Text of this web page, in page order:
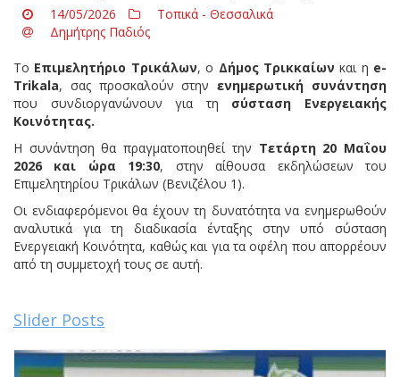
14/05/2026
Τοπικά - Θεσσαλικά
Δημήτρης Παδιός
Το Επιμελητήριο Τρικάλων, ο Δήμος Τρικκαίων και η e-
Trikala, σας προσκαλούν στηνενημερωτική συνάντηση
που συνδιοργανώνουν για τη σύσταση
Ενεργειακής
Κοινότητας.
Η συνάντηση θα πραγματοποιηθεί την Τετάρτη 20 Μαΐου
2026 και ώρα 19:30, στην αίθουσα εκδηλώσεων του
Επιμελητηρίου Τρικάλων (Βενιζέλου 1).
Οι ενδιαφερόμενοι θα έχουν τη δυνατότητα να ενημερωθούν
αναλυτικά για τη διαδικασία ένταξης στην υπό σύσταση
Ενεργειακή Κοινότητα, καθώς και για τα οφέλη που απορρέουν
από τη συμμετοχή τους σε αυτή.
Slider Posts